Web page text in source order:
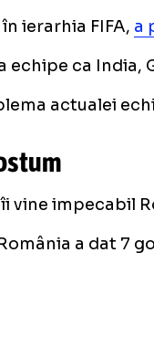
ierarhia FIFA, a
ca India,
actualei
vine impecabil
a dat 7